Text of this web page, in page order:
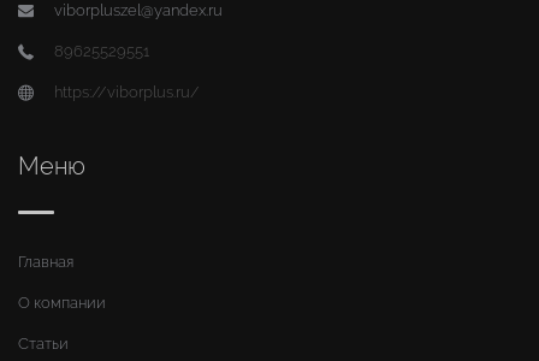
viborpluszel@yandex.ru
89625529551
https://viborplus.ru/
Меню
Главная
О компании
Статьи